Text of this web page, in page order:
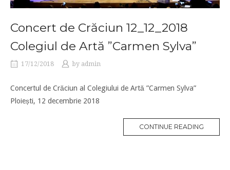
Concert de Crăciun 12_12_2018
Colegiul de Artă ”Carmen Sylva”
17/12/2018 by admin
Concertul de Crăciun al Colegiului de Artă ”Carmen Sylva”
Ploiești, 12 decembrie 2018
CONTINUE READING